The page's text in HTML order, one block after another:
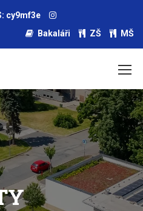
cy9mf3e
Bakaláři
ZŠ MŠ